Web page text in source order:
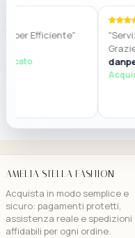
Efficiente"
"Servizio
Grazie"
Acquisto
AMELIA STELLA FASHION
Acquista in modo semplice e
sicuro: pagamenti protetti,
assistenza reale e spedizioni
affidabili per ogni ordine.